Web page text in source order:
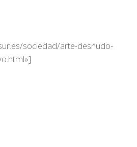
sociedad/arte-desnudo-